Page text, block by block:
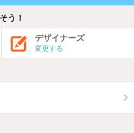
う！
デザイナーズ
変更する